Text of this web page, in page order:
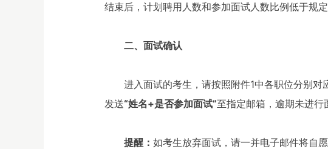
结束后，计划聘用人数和参加面试人数比例低于规
二、面试确认
进入面试的考生，请按照附件1中各职位分别对
发送“姓名+是否参加面试”至指定邮箱，逾期未进行
提醒： 如考生放弃面试，请一并电子邮件将自